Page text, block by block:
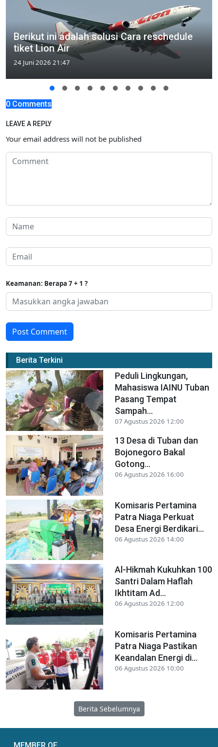
Berikut ini adalah solusi Cara reschedule
tiket Lion Air
24 Juni 2026 21:47
0 Comments
LEAVE A REPLY
Your email address will not be published
Keamanan: Berapa 7 + 1 ?
Post Comment
Berita Terkini
Peduli Lingkungan,
Mahasiswa IAINU Tuban
Pasang Tempat
Sampah...
07 Agustus 2026 12:00
13 Desa di Tuban dan
Bojonegoro Bakal
Gotong...
06 Agustus 2026 16:00
Komisaris Pertamina
Patra Niaga Perkuat
Desa Energi Berdikari...
06 Agustus 2026 14:00
Al-Hikmah Kukuhkan 100
Santri Dalam Haflah
Ikhtitam Ad...
06 Agustus 2026 12:00
Komisaris Pertamina
Patra Niaga Pastikan
Keandalan Energi di...
06 Agustus 2026 10:00
Berita Sebelumnya